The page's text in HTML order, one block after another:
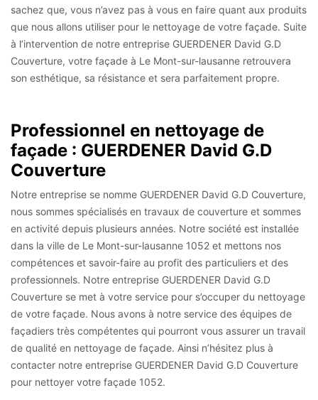
sachez que, vous n’avez pas à vous en faire quant aux produits
que nous allons utiliser pour le nettoyage de votre façade. Suite
à l’intervention de notre entreprise GUERDENER David G.D
Couverture, votre façade à Le Mont-sur-lausanne retrouvera
son esthétique, sa résistance et sera parfaitement propre.
Professionnel en nettoyage de
façade : GUERDENER David G.D
Couverture
Notre entreprise se nomme GUERDENER David G.D Couverture,
nous sommes spécialisés en travaux de couverture et sommes
en activité depuis plusieurs années. Notre société est installée
dans la ville de Le Mont-sur-lausanne 1052 et mettons nos
compétences et savoir-faire au profit des particuliers et des
professionnels. Notre entreprise GUERDENER David G.D
Couverture se met à votre service pour s’occuper du nettoyage
de votre façade. Nous avons à notre service des équipes de
façadiers très compétentes qui pourront vous assurer un travail
de qualité en nettoyage de façade. Ainsi n’hésitez plus à
contacter notre entreprise GUERDENER David G.D Couverture
pour nettoyer votre façade 1052.